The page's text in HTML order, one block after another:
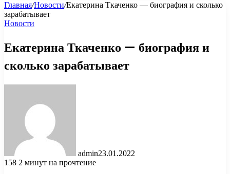
Главная/Новости/Екатерина Ткаченко — биография и сколько
зарабатывает
Новости
Екатерина Ткаченко — биография и
сколько зарабатывает
admin23.01.2022
158 2 минут на прочтение